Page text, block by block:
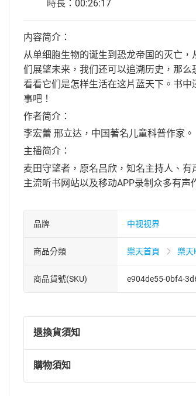
時長：00:26:17
内容简介：
从单细胞生物的诞生到恐龙帝国的灭亡
们展望未来，我们还可以追溯历史，那
看看它们是怎样生活在这片蓝天下。书
事吧！
作者简介：
李宏蕾 邢立达，中国著名儿童科普作家。
主播简介：
麦田守望者，原名吕欣，知名主持人、
主流听书网站以及移动APP录制众多有
品牌 中视视界
商品分類 樂天首頁 樂天
商品貨號(SKU) e904de55-0bf4-
退換貨須知
退換貨規定：
(一)依消費者保護法第19條第1項
購物須知